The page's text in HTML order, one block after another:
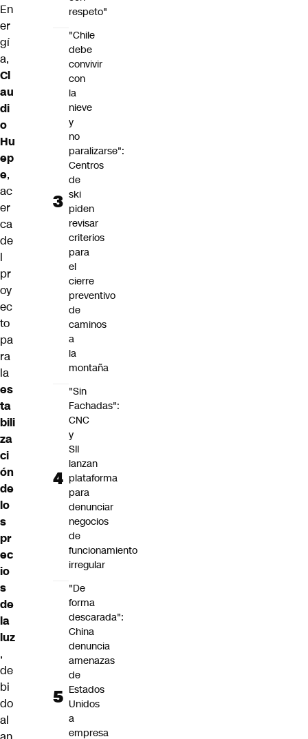
En
er
gí
a,
Cl
au
di
o
Hu
ep
e,
ac
er
ca
de
l
pr
oy
ec
to
pa
ra
la
es
ta
bili
za
ci
ón
de
lo
s
pr
ec
io
s
de
la
luz
,
de
bi
do
al
respeto"
"Chile
debe
convivir
con
la
nieve
y
no
paralizarse":
Centros
de
ski
piden
revisar
criterios
para
el
cierre
preventivo
de
caminos
a
la
montaña
"Sin
Fachadas":
CNC
y
SII
lanzan
plataforma
para
denunciar
negocios
de
funcionamiento
irregular
"De
forma
descarada":
China
denuncia
amenazas
de
Estados
Unidos
a
empresa